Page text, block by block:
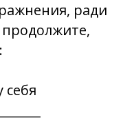
ради
себя